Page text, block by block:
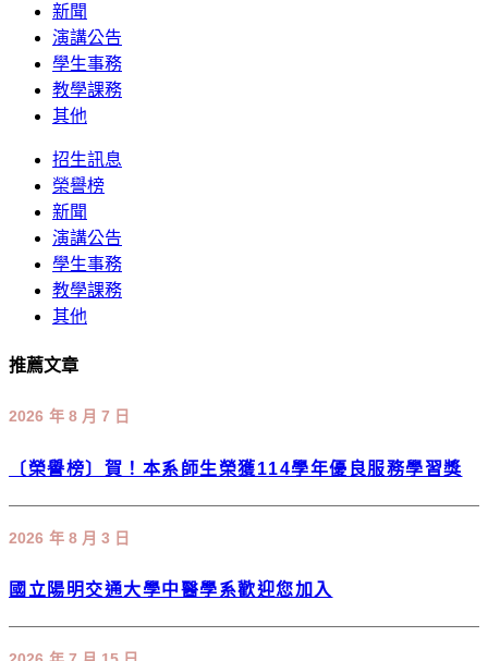
新聞
演講公告
學生事務
教學課務
其他
招生訊息
榮譽榜
新聞
演講公告
學生事務
教學課務
其他
推薦文章
2026 年 8 月 7 日
〔榮譽榜〕賀！本系師生榮獲114學年優良服務學習獎
2026 年 8 月 3 日
國立陽明交通大學中醫學系歡迎您加入